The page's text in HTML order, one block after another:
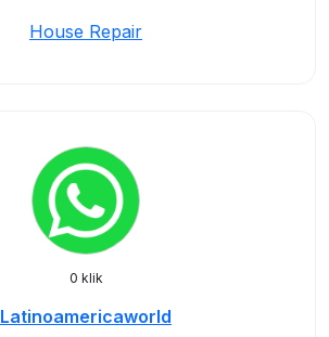
House Repair
0 klik
Latinoamericaworld